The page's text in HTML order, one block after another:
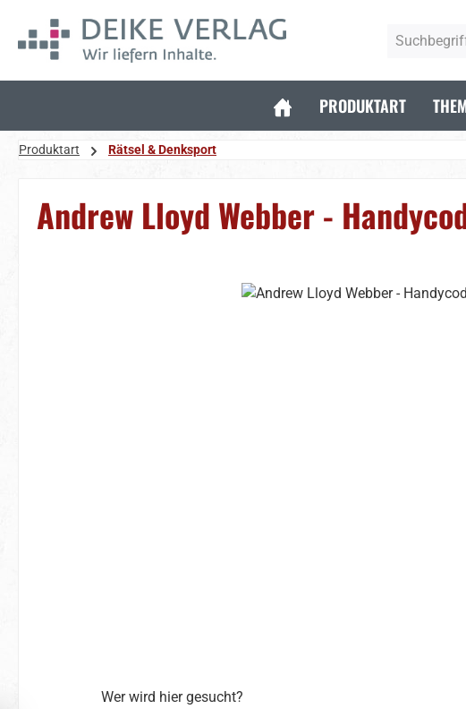
Hauptinhalt springen
Zur Suche springen
Zur Hauptnavigation springen
PRODUKTART
Produktart Rätsel & Denksport
Andrew Lloyd Webber -
Wer wird hier gesucht?